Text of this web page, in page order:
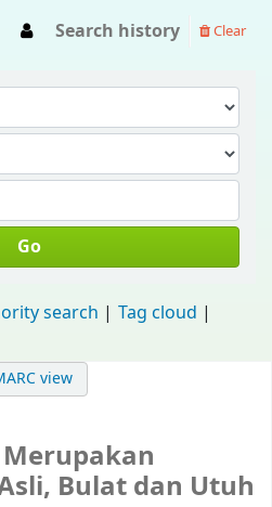
Search history Clear
Go
search
Tag cloud
view
Bulat dan Utuh